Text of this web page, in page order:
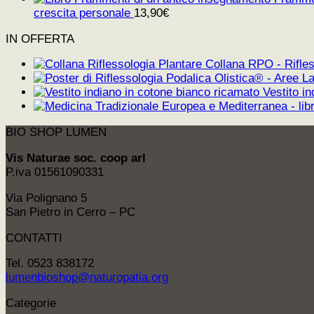
crescita personale 13,90€
IN OFFERTA
Collana RPO -
Vestito
BIO SHOP LUMEN
Vis Naturae soc. coop arl
P.iva 01561090331
Via Polignano 5
San Pietro in Cerro – PC
CONTATTI
Tel. 0523 838172
lumenbioshop@naturopatia.org
Categorie